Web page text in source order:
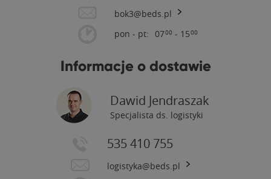
bok3@beds.pl
pon - pt: 0700 - 1500
Informacje o dostawie
Dawid Jendraszak
Specjalista ds. logistyki
535 410 755
logistyka@beds.pl